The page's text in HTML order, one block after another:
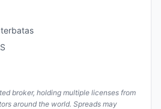
broker, holding multiple licenses from
around the world. Spreads may